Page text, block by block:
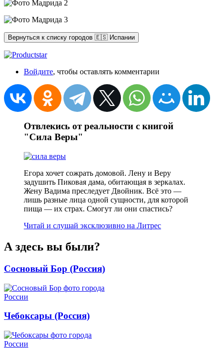
Вернуться к списку городов 🇪🇸 Испании
Войдите, чтобы оставлять комментарии
Отвлекись от реальности с книгой
"Сила Веры"
Егора хочет сожрать домовой. Лену и Веру
задушить Пиковая дама, обитающая в зеркалах.
Жену Вадима преследует Двойник. Всё это —
лишь разные лица одной сущности, для которой
пища — их страх. Смогут ли они спастись?
Читай и слушай эксклюзивно на Литрес
А здесь вы были?
Сосновый Бор (Россия)
Чебоксары (Россия)